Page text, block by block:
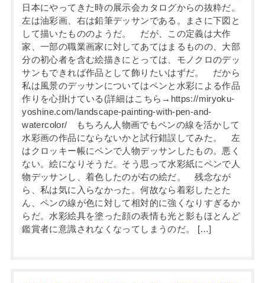
日本にやってきた時の展示会カタログからの抜粋だ。
左は油彩画、右は鉛筆デッサンである。まさに下図と
して描いたもののようだ。 だが、この定義は大作
家、一部の職業画家に対してあてはまるものの、大部
分の初心者を含む絵描きにとっては、モノクロのデッ
サンもできれば作品として飾りたいはずだ。 だから
私は風景のデッサンについてはペンと水彩による作品
作りを心掛けている(詳細はこちら→https://miryoku-
yoshine.com/landscape-painting-with-pen-and-
watercolor/ もちろん人物画でもペンの線を活かして
水彩画の作品にならないかと試行錯誤してみた。 左
はクロッキー帳にペンで人物デッサンしたもの。悪く
ない。絵になりそうだ。そう思って水彩紙にペンで人
物デッサンし、着色したのが右の絵だ。 残念なが
ら、私は気に入らなかった。何故なら着彩したとた
ん、ペンの線が色に対して相対的に強くなりすぎるか
らだ。水彩絵具を塗った顔の表情も光と影もほとんど
鑑賞者に意識されなくなってしまうのだ。 […]